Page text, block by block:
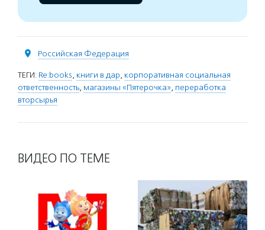
Российская Федерация
ТЕГИ: Re:books, книги в дар, корпоративная социальная
ответственность, магазины «Пятерочка», переработка
вторсырья
ВИДЕО ПО ТЕМЕ